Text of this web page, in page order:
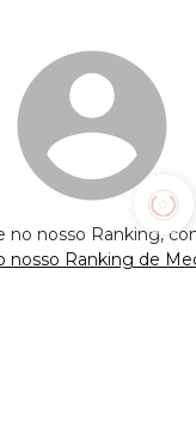
no nosso Ranking,
nosso Ranking de